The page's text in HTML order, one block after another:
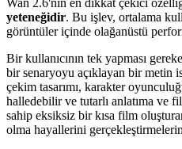
Wan 2.6'nın en dikkat çekici
yeteneğidir. Bu işlev, ortalama
görüntüler içinde olağanüstü
Bir kullanıcının tek yapması
bir senaryoyu açıklayan bir metin
çekim tasarımı, karakter
halledebilir ve tutarlı anlatıma ve
sahip eksiksiz bir kısa film
olma hayallerini